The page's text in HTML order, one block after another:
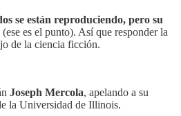
se están reproduciendo, pero su
(ese es el punto). Así que responder la
de la ciencia ficción.
Joseph Mercola, apelando a su
la Universidad de Illinois.